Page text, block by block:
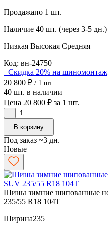
Продажапо 1 шт.
Наличие 40 шт. (через 3-5 дн.)
Низкая Высокая Средняя
Код: вн-24750
+Скидка 20% на шиномонтаж
20 800 ₽ / 1 шт
40 шт. в наличии
Цена 20 800 ₽ за 1 шт.
−
В корзину
Под заказ ~3 дн.
Новые
Шины зимние шипованные
235/55 R18 104T
Ширина235